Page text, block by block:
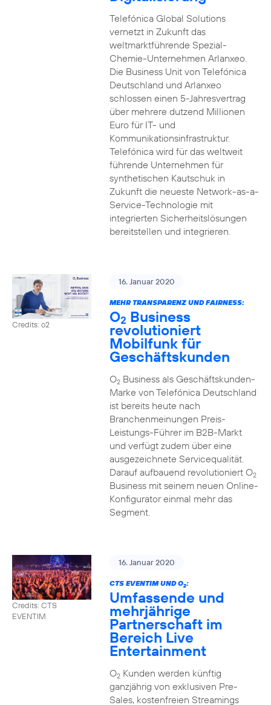
Telefónica Global Solutions
vernetzt in Zukunft das
weltmarktführende Spezial-
Chemie-Unternehmen Arlanxeo.
Die Business Unit von Telefónica
Deutschland und Arlanxeo
schlossen einen 5-Jahresvertrag
über mehrere dutzend Millionen
Euro für IT- und
Kommunikationsinfrastruktur.
Telefónica wird für das weltweit
führende Unternehmen für
synthetischen Kautschuk in
Zukunft die neueste Network-as-a-
Service-Technologie mit
integrierten Sicherheitslösungen
bereitstellen und integrieren.
Credits: o2
16. Januar 2020
MEHR TRANSPARENZ UND FAIRNESS:
O2 Business
revolutioniert
Mobilfunk für
Geschäftskunden
O2Business als Geschäftskunden-
Marke von Telefónica Deutschland
ist bereits heute nach
Branchenmeinungen Preis-
Leistungs-Führer im B2B-Markt
und verfügt zudem über eine
ausgezeichnete Servicequalität.
Darauf aufbauend revolutioniert O2
Business mit seinem neuen Online-
Konfigurator einmal mehr das
Segment.
Credits: CTS
EVENTIM
16. Januar 2020
CTS EVENTIM UND O2:
Umfassende und
mehrjährige
Partnerschaft im
Bereich Live
Entertainment
O2Kunden werden künftig
ganzjährig von exklusiven Pre-
Sales, kostenfreien Streamings